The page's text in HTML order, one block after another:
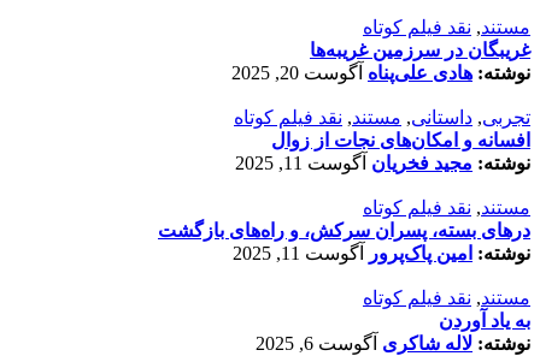
مستند, نقد فیلم کوتاه
غریبگان در سرزمین غریبه‌ها
نوشته: هادی علی‌پناه آگوست 20, 2025
تجربی, داستانی, مستند, نقد فیلم کوتاه
افسانه‌ و امکان‌های نجات از زوال
نوشته: مجید فخریان آگوست 11, 2025
مستند, نقد فیلم کوتاه
درهای بسته، پسران سرکش، و راه‌های بازگشت
نوشته: امین پاک‌پرور آگوست 11, 2025
مستند, نقد فیلم کوتاه
به یاد آوردن
نوشته: لاله شاکری آگوست 6, 2025